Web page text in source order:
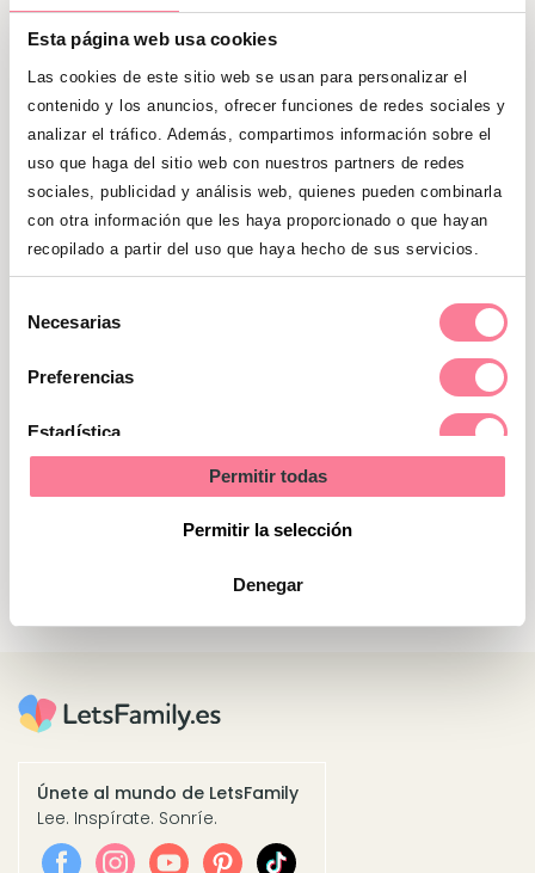
Esta página web usa cookies
Las cookies de este sitio web se usan para personalizar el
contenido y los anuncios, ofrecer funciones de redes sociales y
analizar el tráfico. Además, compartimos información sobre el
uso que haga del sitio web con nuestros partners de redes
sociales, publicidad y análisis web, quienes pueden combinarla
con otra información que les haya proporcionado o que hayan
recopilado a partir del uso que haya hecho de sus servicios.
Necesarias
Preferencias
Estadística
Permitir todas
Permitir la selección
Denegar
Sorteo lote de juguetes Lego. Fauna Salvaje
Sorteo válido hasta el hasta el 08/08/2026
Ganadores del sorteo
Alba Pérez es una de las ganadoras del sorteo
Fauna Salvaje (Lego)
María Luz Calleja es una de las ganadoras del
sorteo Fauna Salvaje (Lego)
Únete al mundo de LetsFamily
Lee. Inspírate. Sonríe.